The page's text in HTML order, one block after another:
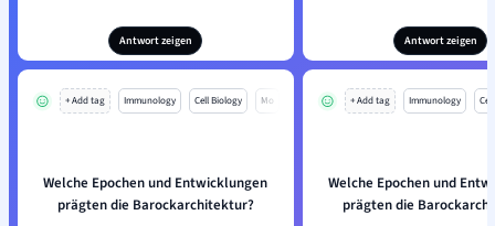
Antwort zeigen Antwort zeigen
+ Add tag Immunology Cell Biology Mo
Welche Epochen und Entwicklungen
prägten die Barockarchitektur?
+ Add tag Immunology
Welche Epochen und
prägten die